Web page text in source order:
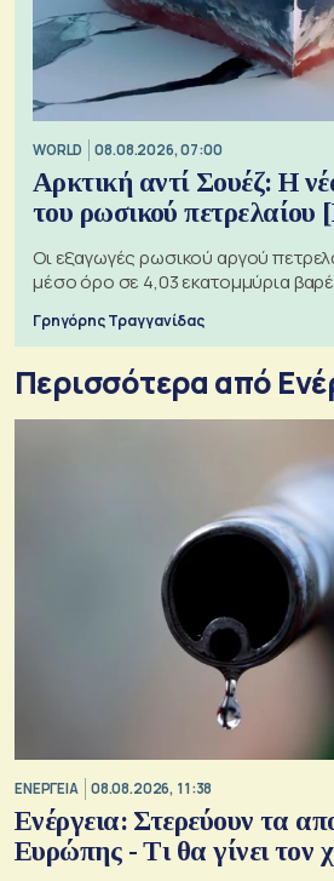
WORLD 08.08.2026, 07:00
Αρκτική αντί Σουέζ: Η
του ρωσικού
Οι εξαγωγές ρωσικού αργού
μέσο όρο σε 4,03 εκατομμύρια
Γρηγόρης Τραγγανίδας
Περισσότερα από
ΕΝΕΡΓΕΙΑ 08.08.2026, 11:38
Ενέργεια: Στερεύουν τα
Ευρώπης - Τι θα γίνει τον